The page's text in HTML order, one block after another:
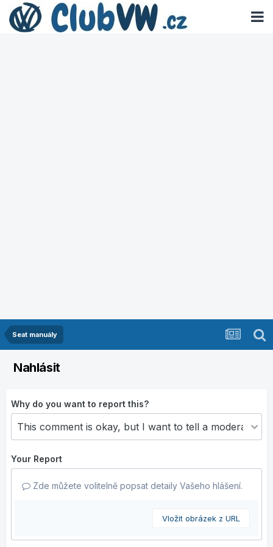
Seat manuály
Nahlásit
Why do you want to report this?
Your Report
Zde můžete volitelně popsat detaily Vašeho hlášení.
Vložit obrázek z URL